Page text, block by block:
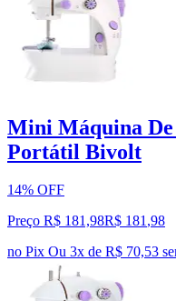
Mini Máquina De
Portátil Bivolt
14% OFF
Preço R$ 181,98R$ 181,98
no Pix Ou 3x de R$ 70,53